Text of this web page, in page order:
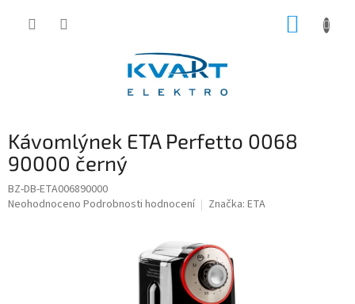
Kávomlýnek ETA Perfetto 0068
90000 černý
BZ-DB-ETA006890000
Průměrné
Neohodnoceno Podrobnosti hodnocení Značka: ETA